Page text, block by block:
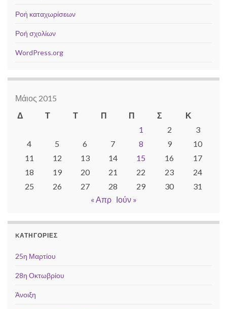
Ροή καταχωρίσεων
Ροή σχολίων
WordPress.org
Μάιος 2015
Δ
Τ Τ Π Π Σ
Κ
1
2
3
4
5 6 7 8 9
10
11
12 13 14 15 16
17
18
19 20 21 22 23
24
25
26 27 28 29 30
31
« Απρ Ιούν »
KΑΤΗΓΟΡΊΕΣ
25η Μαρτίου
28η Οκτωβρίου
Άνοιξη